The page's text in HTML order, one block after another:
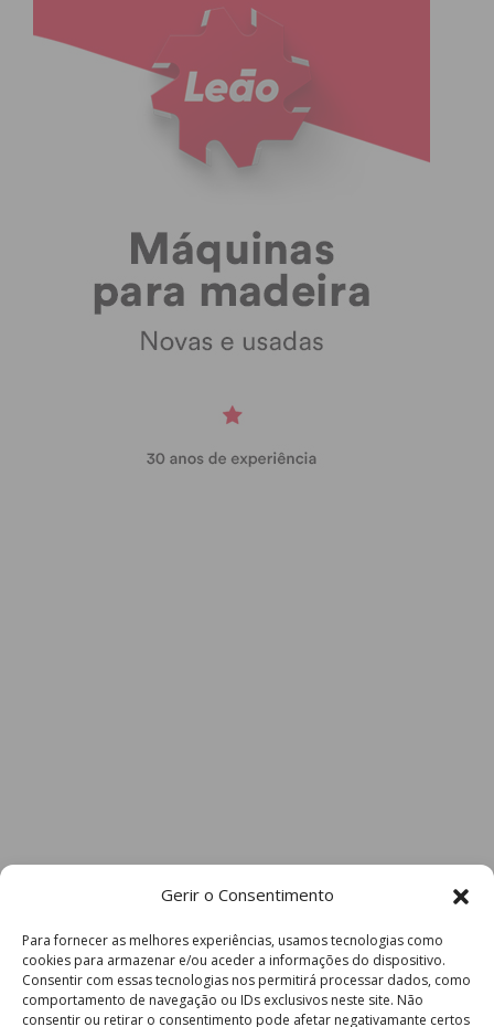
Gerir o Consentimento
Para fornecer as melhores experiências, usamos tecnologias como
cookies para armazenar e/ou aceder a informações do dispositivo.
Consentir com essas tecnologias nos permitirá processar dados, como
comportamento de navegação ou IDs exclusivos neste site. Não
consentir ou retirar o consentimento pode afetar negativamante certos